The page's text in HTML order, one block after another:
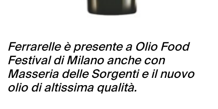
Ferrarelle è presente a Olio Food
Festival di Milano anche con
Masseria delle Sorgenti e il nuovo
olio di altissima qualità.